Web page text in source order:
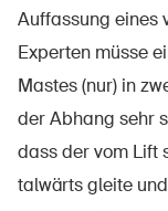
Auffassung eines
Experten müsse
Mastes (nur) in
der Abhang sehr
dass der vom Lift
talwärts gleite